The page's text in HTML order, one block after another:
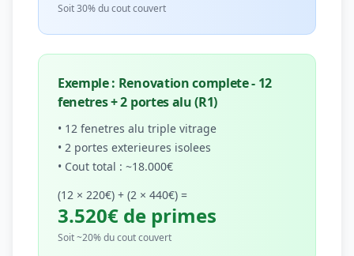
Soit 30% du cout couvert
Exemple : Renovation complete - 12
fenetres + 2 portes alu (R1)
• 12 fenetres alu triple vitrage
• 2 portes exterieures isolees
• Cout total : ~18.000€
(12 × 220€) + (2 × 440€) =
3.520€ de primes
Soit ~20% du cout couvert